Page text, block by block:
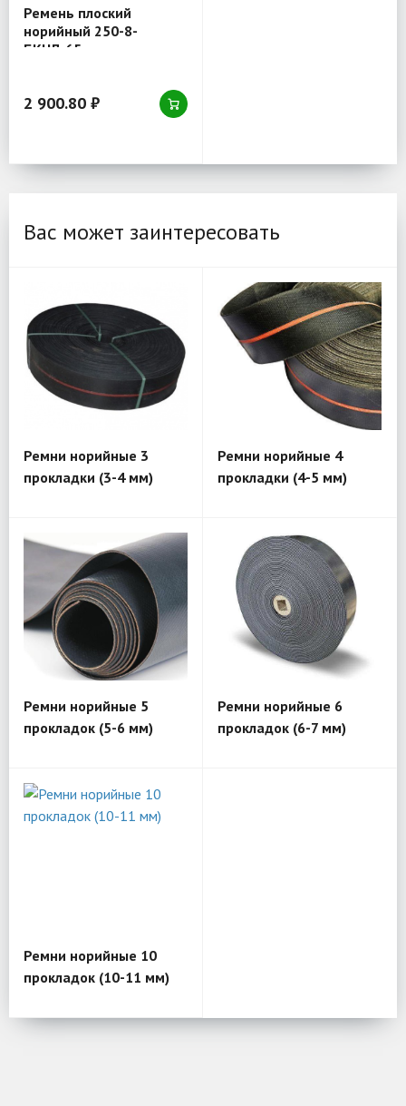
Ремень плоский
норийный 250-8-
БКНЛ-65
2 900.80 ₽
Вас может заинтересовать
Ремни норийные 3
прокладки (3-4 мм)
Ремни норийные 4
прокладки (4-5 мм)
Ремни норийные 5
прокладок (5-6 мм)
Ремни норийные 6
прокладок (6-7 мм)
Ремни норийные 10
прокладок (10-11 мм)